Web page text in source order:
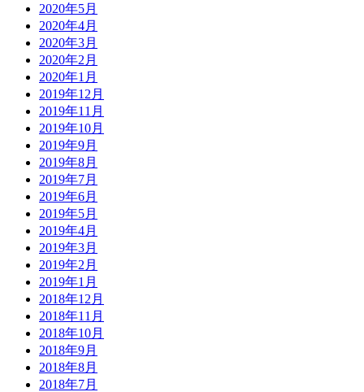
2020年5月
2020年4月
2020年3月
2020年2月
2020年1月
2019年12月
2019年11月
2019年10月
2019年9月
2019年8月
2019年7月
2019年6月
2019年5月
2019年4月
2019年3月
2019年2月
2019年1月
2018年12月
2018年11月
2018年10月
2018年9月
2018年8月
2018年7月